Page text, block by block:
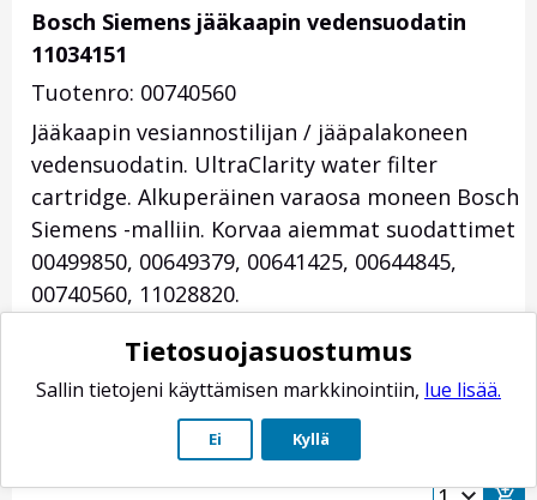
Bosch Siemens jääkaapin vedensuodatin
11034151
Tuotenro: 00740560
Jääkaapin vesiannostilijan / jääpalakoneen
vedensuodatin. UltraClarity water filter
cartridge. Alkuperäinen varaosa moneen Bosch
Siemens -malliin. Korvaa aiemmat suodattimet
00499850, 00649379, 00641425, 00644845,
00740560, 11028820.
*
Toimituksen paino: 200 g
Toimitusaika-arvio: 4-10 arkipäivää
Tietosuojasuostumus
Sallin tietojeni käyttämisen markkinointiin, lue lisää.
Ei Kyllä